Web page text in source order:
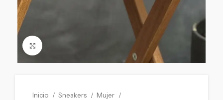
Inicio Sneakers
Mujer